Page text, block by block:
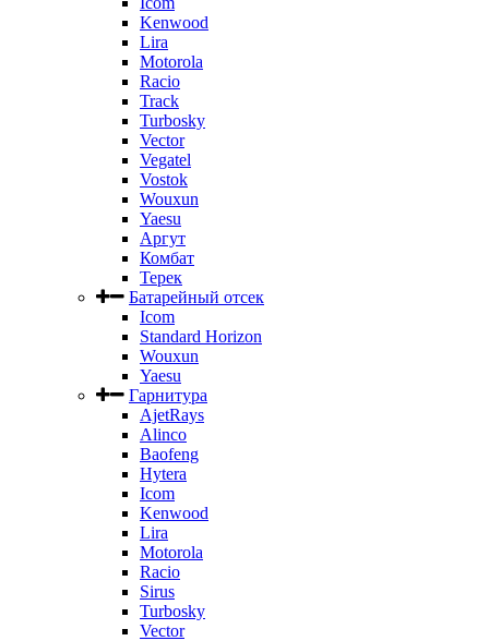
Kenwood
Lira
Motorola
Racio
Track
Turbosky
Vector
Vegatel
Vostok
Wouxun
Yaesu
Аргут
Комбат
Терек
Батарейный отсек
Icom
Standard Horizon
Wouxun
Yaesu
Гарнитура
AjetRays
Alinco
Baofeng
Hytera
Icom
Kenwood
Lira
Motorola
Racio
Sirus
Turbosky
Vector